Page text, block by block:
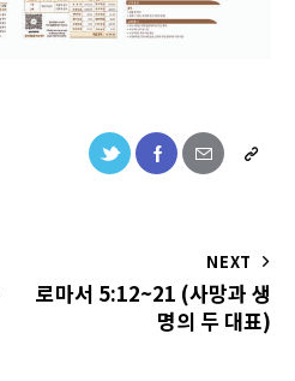
NEXT
로마서 5:12~21 (사망과 생
명의 두 대표)